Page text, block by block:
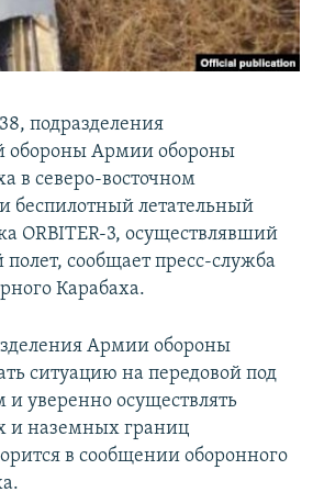
подразделения
обороны Aрмии обороны
в северо-восточном
беспилотный летательный
ORBITER-3, осуществлявший
сообщает пресс-служба
Карабаха.
Армии обороны
ситуацию на передовой под
уверенно осуществлять
и наземных границ
в сообщении оборонного